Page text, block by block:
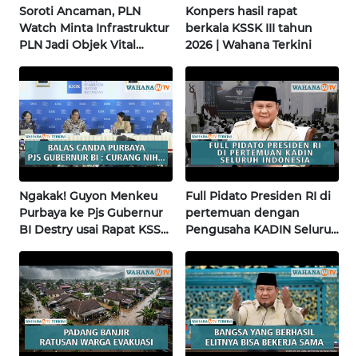
Soroti Ancaman, PLN
Watch Minta Infrastruktur
PLN Jadi Objek Vital
Research
Konpers hasil rapat
berkala KSSK III tahun
2026 | Wahana Terkini
Ngakak! Guyon Menkeu
Purbaya ke Pjs Gubernur
BI Destry usai Rapat KSSK
Full Pidato Presiden RI di
pertemuan dengan
Pengusaha KADIN Seluruh
Terkini
INFO
IKLAN
TENTANG
KAMI
PEDOMAN
MEDIA
REDAKSI
DISCLAIMER
Wahana